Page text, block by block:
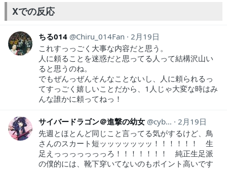
人だけなのかこれは生徒が卒業した… やっぱりいい話っぽいのが続く
んですね。そ… え、水月卒業しちゃうの？前回のトバリ回も…
Xでの反応
ちる014 Chiru_014Fan
2月19日
これすっっごく大事な内容だと思う。
人に頼ることを迷惑だと思ってる人って結構沢山い
ると思うのね。
でもぜんっぜんそんなことないし、人に頼られるっ
てすっごく嬉しいことだから、1人じゃ大変な時はみ
んな誰かに頼ってねっ！
サイバードラゴン＠進撃の幼女 cyber_dragon28
2月19日
先週とほとんど同じこと言ってる気がするけど、鳥
さんのスカート短ッッッッッッッ！！！！！！ 生
足えっっっっっっっろ！！！！！！！ 純正生足派
の僕的には、靴下穿いてないのもポイント高いです